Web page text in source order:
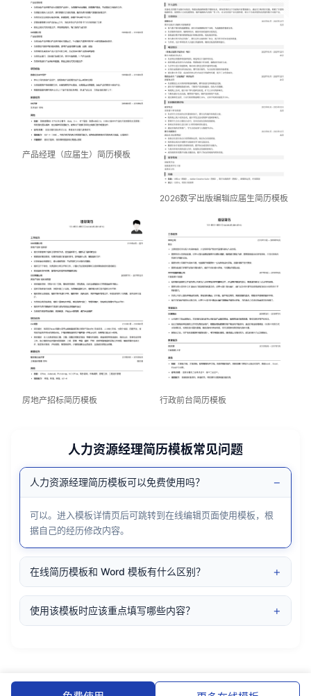
产品经理（应届生）简历模板
2026数字出版编辑应届生简历模板
房地产招标简历模板 行政前台简历模板
人力资源经理简历模板常见问题
人力资源经理简历模板可以免费使用吗？ −
可以。进入模板详情页后可跳转到在线编辑页面使用模板，根
据自己的经历修改内容。
在线简历模板和 Word 模板有什么区别？ +
使用该模板时应该重点填写哪些内容？ +